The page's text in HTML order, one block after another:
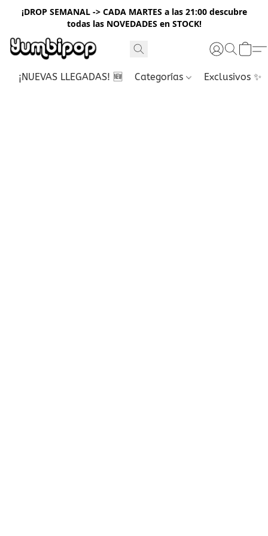
¡DROP SEMANAL -> CADA MARTES a las 21:00 descubre
todas las NOVEDADES en STOCK!
¡NUEVAS LLEGADAS! 🆕 Categorías Exclusivos ✨